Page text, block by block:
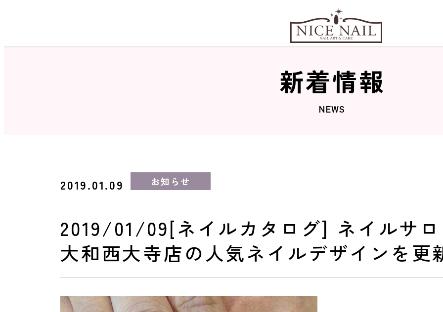
ネイルカタログ
おすすめクーポン
新着情報
NEWS
2019.01.09 お知らせ
2019/01/09[ネイルカタログ] ネイルサ
大和西大寺店の人気ネイルデザインを更